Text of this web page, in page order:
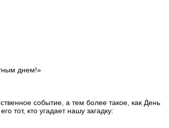
днем!»
событие, а тем более такое, как День
тот, кто угадает нашу загадку: